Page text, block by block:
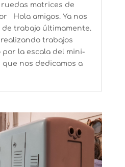
motrices de
Hola amigos. Ya nos
de trabajo últimamente.
trabajos
por la escala del mini­
nos dedicamos a